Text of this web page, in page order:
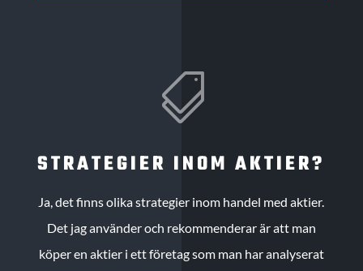

STRATEGIER INOM AKTIER?
Ja, det finns olika strategier inom handel med aktier.
Det jag använder och rekommenderar är att man
köper en aktier i ett företag som man har analyserat